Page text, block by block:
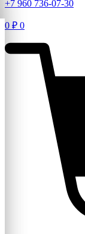
+7 960 736-07-30
0 ₽ 0